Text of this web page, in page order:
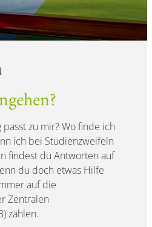
zu mir? Wo finde ich
ich bei Studienzweifeln
findest du Antworten auf
du doch etwas Hilfe
auf die
Zentralen
zählen.